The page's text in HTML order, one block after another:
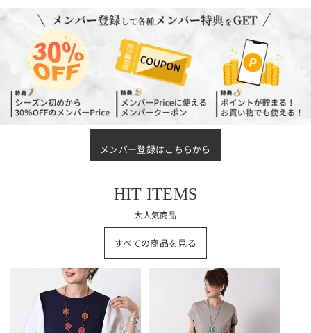
メンバー登録はこちらから
HIT ITEMS
大人気商品
すべての商品を見る